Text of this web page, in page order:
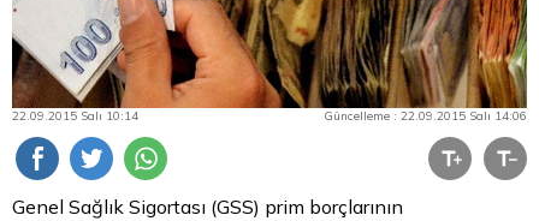
22.09.2015 Salı 10:14 Güncelleme : 22.09.2015 Salı 14:06
Genel Sağlık Sigortası (GSS) prim borçlarının